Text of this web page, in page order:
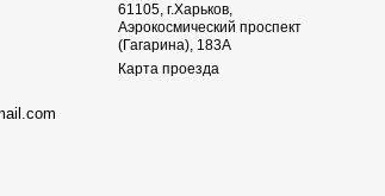
61105, г.Харьков,
Аэрокосмический проспект
(Гагарина), 183А
Карта проезда